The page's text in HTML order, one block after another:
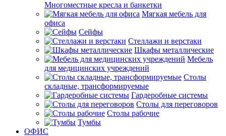
Многоместные кресла и банкетки
Мягкая мебель для
офиса
Сейфы
Стеллажи и верстаки
Шкафы металлические
Мебель
для медицинских учреждений
Столы
складные, трансформируемые
Гардеробные системы
Столы для переговоров
Столы рабочие
Тумбы
ОФИС